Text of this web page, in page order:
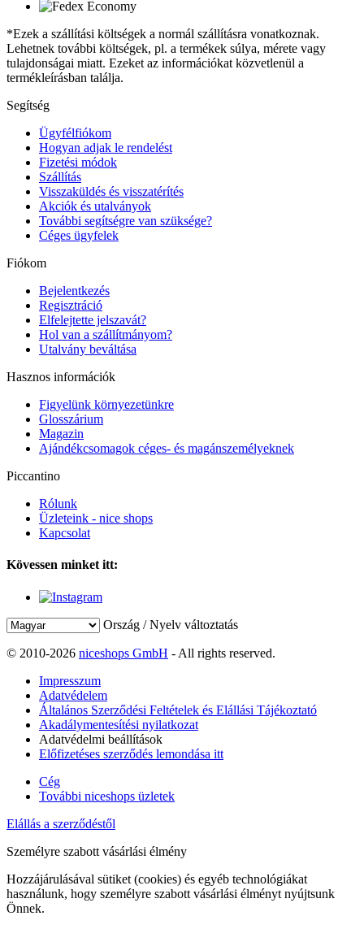
*Ezek a szállítási költségek a normál szállításra vonatkoznak.
Lehetnek további költségek, pl. a termékek súlya, mérete vagy
tulajdonságai miatt. Ezeket az információkat közvetlenül a
termékleírásban találja.
Segítség
Ügyfélfiókom
Hogyan adjak le rendelést
Fizetési módok
Szállítás
Visszaküldés és visszatérítés
Akciók és utalványok
További segítségre van szüksége?
Céges ügyfelek
Fiókom
Bejelentkezés
Regisztráció
Elfelejtette jelszavát?
Hol van a szállítmányom?
Utalvány beváltása
Hasznos információk
Figyelünk környezetünkre
Glosszárium
Magazin
Ajándékcsomagok céges- és magánszemélyeknek
Piccantino
Rólunk
Üzleteink - nice shops
Kapcsolat
Kövessen minket itt:
Ország / Nyelv változtatás
© 2010-2026 niceshops GmbH - All rights reserved.
Impresszum
Adatvédelem
Általános Szerződési Feltételek és Elállási Tájékoztató
Akadálymentesítési nyilatkozat
Adatvédelmi beállítások
Előfizetéses szerződés lemondása itt
Cég
További niceshops üzletek
Elállás a szerződéstől
Személyre szabott vásárlási élmény
Hozzájárulásával sütiket (cookies) és egyéb technológiákat
használunk, hogy személyre szabott vásárlási élményt nyújtsunk
Önnek.